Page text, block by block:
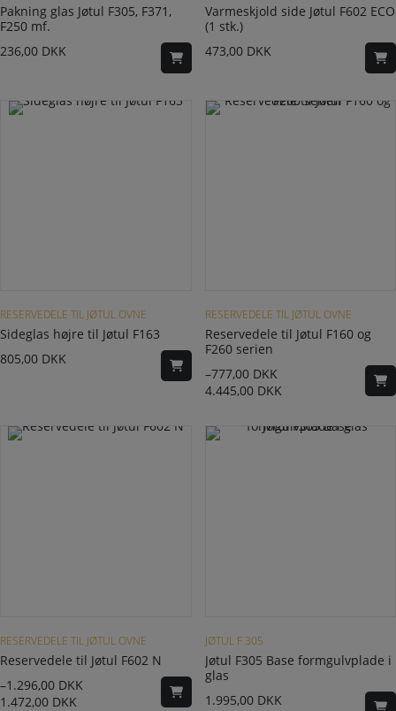
Pakning glas Jøtul F305, F371,
F250 mf.
236,00 DKK
Varmeskjold side Jøtul F602 ECO
(1 stk.)
473,00 DKK
RESERVEDELE TIL JØTUL OVNE
Sideglas højre til Jøtul F163
805,00 DKK
RESERVEDELE TIL JØTUL OVNE
Reservedele til Jøtul F160 og
F260 serien
777,00 DKK
–
4.445,00 DKK
RESERVEDELE TIL JØTUL OVNE
Reservedele til Jøtul F602 N
1.296,00 DKK
–
1.472,00 DKK
JØTUL F 305
Jøtul F305 Base formgulvplade i
glas
1.995,00 DKK